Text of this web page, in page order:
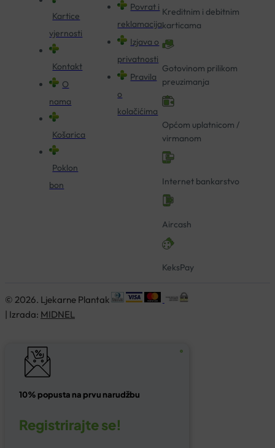
Kartice
vjernosti
Kontakt
O
nama
Košarica
Poklon
bon
Povrat i
reklamacija
Izjava o
privatnosti
Pravila
o
kolačićima
Kreditnim i debitnim
karticama
Gotovinom prilikom
preuzimanja
Općom uplatnicom /
virmanom
Internet bankarstvo
Aircash
KeksPay
© 2026. Ljekarne Plantak
| Izrada: MIDNEL
10% popusta na prvu narudžbu
Registrirajte se!